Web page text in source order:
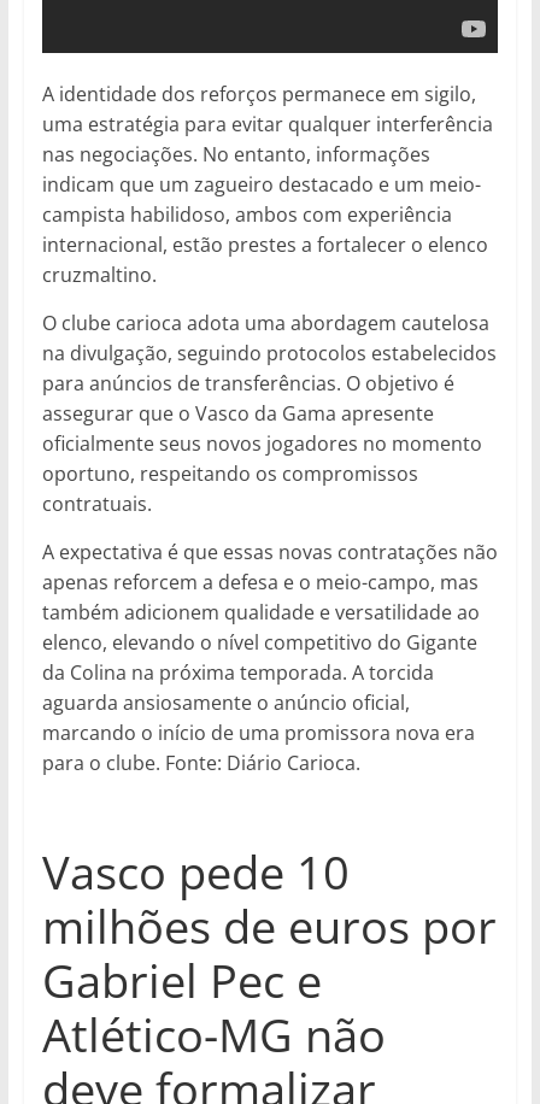
A identidade dos reforços permanece em sigilo,
uma estratégia para evitar qualquer interferência
nas negociações. No entanto, informações
indicam que um zagueiro destacado e um meio-
campista habilidoso, ambos com experiência
internacional, estão prestes a fortalecer o elenco
cruzmaltino.
O clube carioca adota uma abordagem cautelosa
na divulgação, seguindo protocolos estabelecidos
para anúncios de transferências. O objetivo é
assegurar que o Vasco da Gama apresente
oficialmente seus novos jogadores no momento
oportuno, respeitando os compromissos
contratuais.
A expectativa é que essas novas contratações não
apenas reforcem a defesa e o meio-campo, mas
também adicionem qualidade e versatilidade ao
elenco, elevando o nível competitivo do Gigante
da Colina na próxima temporada. A torcida
aguarda ansiosamente o anúncio oficial,
marcando o início de uma promissora nova era
para o clube. Fonte: Diário Carioca.
Vasco pede 10
milhões de euros por
Gabriel Pec e
Atlético-MG não
deve formalizar